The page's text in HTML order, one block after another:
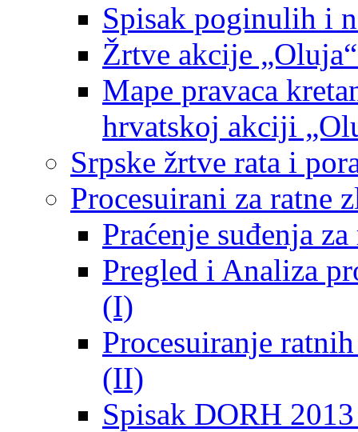
Spisak poginulih i
Žrtve akcije
Mape pravaca
hrvatskoj akciji
Srpske žrtve rata i
Procesuirani za ratne
Praćenje suđenja
Pregled i Analiza
(I)
Procesuiranje
(II)
Spisak DORH